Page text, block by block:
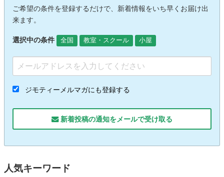
ご希望の条件を登録するだけで、新着情報をいち早くお届け出
来ます。
選択中の条件 全国 教室・スクール 小屋
ジモティーメルマガにも登録する
新着投稿の通知をメールで受け取る
人気キーワード